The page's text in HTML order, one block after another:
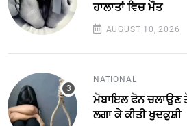
ਹਾਲਾਤਾਂ ਵਿਚ ਮੌਤ
AUGUST 10, 2026
NATIONAL
ਮੋਬਾਇਲ ਫੋਨ ਚਲਾਉਣ
ਲਗਾ ਕੇ ਕੀਤੀ ਖੁਦਕੁਸ਼ੀ